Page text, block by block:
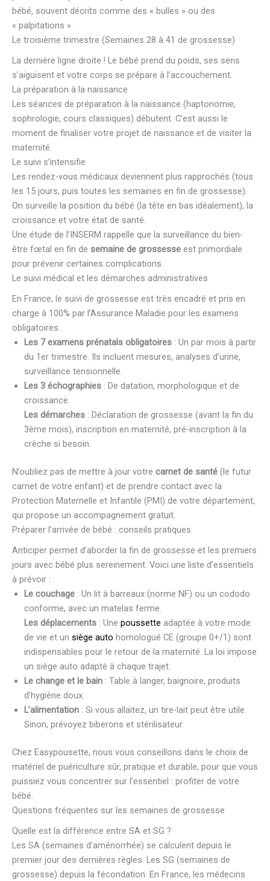
bébé, souvent décrits comme des « bulles » ou des
« palpitations ».
Le troisième trimestre (Semaines 28 à 41 de grossesse)
La dernière ligne droite ! Le bébé prend du poids, ses sens
s’aiguisent et votre corps se prépare à l’accouchement.
La préparation à la naissance
Les séances de préparation à la naissance (haptonomie,
sophrologie, cours classiques) débutent. C’est aussi le
moment de finaliser votre projet de naissance et de visiter la
maternité.
Le suivi s’intensifie
Les rendez-vous médicaux deviennent plus rapprochés (tous
les 15 jours, puis toutes les semaines en fin de grossesse).
On surveille la position du bébé (la tête en bas idéalement), la
croissance et votre état de santé.
Une étude de l’INSERM rappelle que la surveillance du bien-
être fœtal en fin de semaine de grossesse est primordiale
pour prévenir certaines complications.
Le suivi médical et les démarches administratives
En France, le suivi de grossesse est très encadré et pris en
charge à 100% par l’Assurance Maladie pour les examens
obligatoires.
Les 7 examens prénatals obligatoires : Un par mois à partir
du 1er trimestre. Ils incluent mesures, analyses d’urine,
surveillance tensionnelle.
Les 3 échographies : De datation, morphologique et de
croissance.
Les démarches : Déclaration de grossesse (avant la fin du
3ème mois), inscription en maternité, pré-inscription à la
crèche si besoin.
N’oubliez pas de mettre à jour votre carnet de santé (le futur
carnet de votre enfant) et de prendre contact avec la
Protection Maternelle et Infantile (PMI) de votre département,
qui propose un accompagnement gratuit.
Préparer l’arrivée de bébé : conseils pratiques
Anticiper permet d’aborder la fin de grossesse et les premiers
jours avec bébé plus sereinement. Voici une liste d’essentiels
à prévoir :
Le couchage : Un lit à barreaux (norme NF) ou un cododo
conforme, avec un matelas ferme.
Les déplacements : Une poussette adaptée à votre mode
de vie et un siège auto homologué CE (groupe 0+/1) sont
indispensables pour le retour de la maternité. La loi impose
un siège auto adapté à chaque trajet.
Le change et le bain : Table à langer, baignoire, produits
d’hygiène doux.
L’alimentation : Si vous allaitez, un tire-lait peut être utile.
Sinon, prévoyez biberons et stérilisateur.
Chez Easypousette, nous vous conseillons dans le choix de
matériel de puériculture sûr, pratique et durable, pour que vous
puissiez vous concentrer sur l’essentiel : profiter de votre
bébé.
Questions fréquentes sur les semaines de grossesse
Quelle est la différence entre SA et SG ?
Les SA (semaines d’aménorrhée) se calculent depuis le
premier jour des dernières règles. Les SG (semaines de
grossesse) depuis la fécondation. En France, les médecins